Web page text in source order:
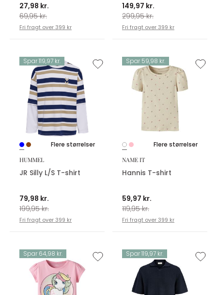
27,98 kr.
69,95 kr.
Fri fragt over 399 kr
149,97 kr.
299,95 kr.
Fri fragt over 399 kr
Spar 119,97 kr.
Flere størrelser
HUMMEL
JR Silly L/S T-shirt
79,98 kr.
199,95 kr.
Fri fragt over 399 kr
Spar 59,98 kr.
Flere størrelser
NAME IT
Hannis T-shirt
59,97 kr.
119,95 kr.
Fri fragt over 399 kr
Spar 64,98 kr. Spar 119,97 kr.